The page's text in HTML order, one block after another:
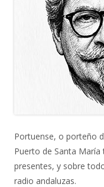
Portuense, o porteño
Puerto de Santa
presentes, y sobre
radio andaluzas.